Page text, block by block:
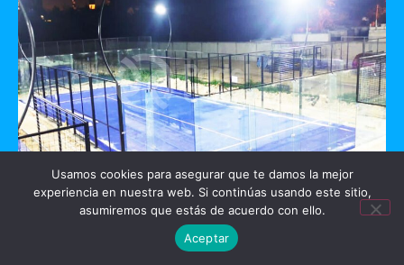
GO PADEL
Usamos cookies para asegurar que te damos la mejor
experiencia en nuestra web. Si continúas usando este sitio,
asumiremos que estás de acuerdo con ello.
Aceptar